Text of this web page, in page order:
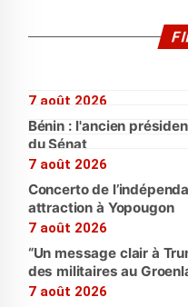
7 août 2026
Bénin : l'ancien
du Sénat
7 août 2026
Concerto de
attraction à Yopougon
7 août 2026
“Un message clair à
des militaires au
7 août 2026